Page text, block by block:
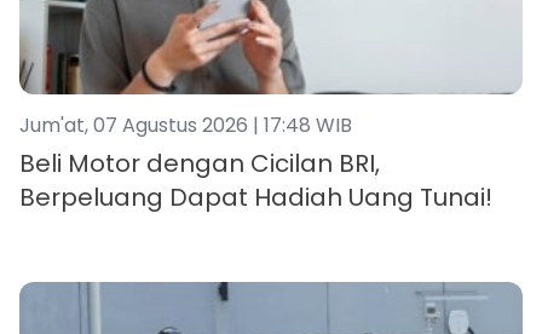
Jum'at, 07 Agustus 2026 | 17:48 WIB
Beli Motor dengan Cicilan BRI,
Berpeluang Dapat Hadiah Uang Tunai!